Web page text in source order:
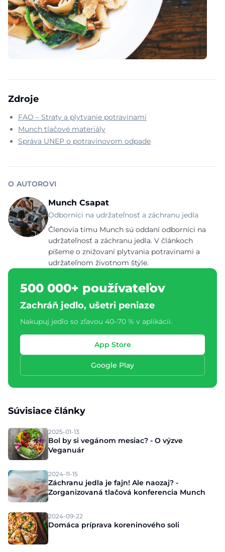
Zdroje
FAO – Straty a plytvanie potravinami
Munch tlačové materiály
Správa UNEP o potravinovom odpade
O AUTOROVI
Munch Csapat
Odborníci na udržateľnosť a záchranu jedla
Členovia tímu Munch sú oddaní odborníci na
udržateľnosť a záchranu jedla. V článkoch
píšeme o znižovaní plytvania potravinami a
udržateľnom životnom štýle.
500 000+ používateľov
Zachráň jedlo, ušetri peniaze
Nakupuj jedlo so zľavou 40–70 % v aplikácii.
App Store
Google Play
Súvisiace články
2025-01-13
Bol by si vegánom mesiac? - O výzve
Veganuár
2024-11-15
Záchranu jedla je fajn! Ale naozaj? -
Zorganizovaná tlačová konferencia Munch
2024-09-22
Domáca príprava koreninového soli